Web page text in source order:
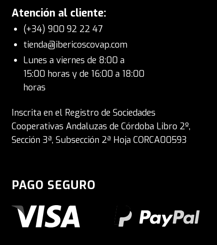
Atención al cliente:
(+34) 900 92 22 47
tienda@ibericoscovap.com
Lunes a viernes de 8:00 a
15:00 horas y de 16:00 a 18:00
horas
Inscrita en el Registro de Sociedades
Cooperativas Andaluzas de Córdoba Libro 2º,
Sección 3ª, Subsección 2ª Hoja CORCA00593
PAGO SEGURO